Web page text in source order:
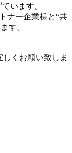
います。
ナー企業様と“共
す。
くお願い致しま